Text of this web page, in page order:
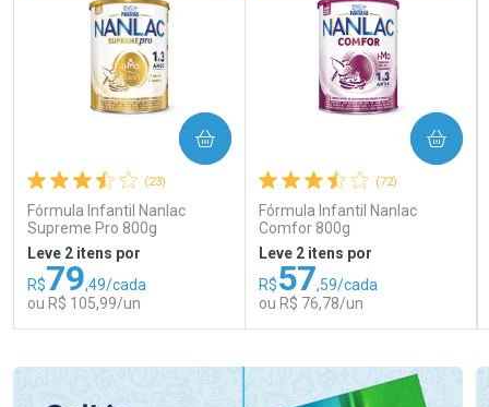
(23)
Fórmula Infantil Nanlac
Supreme Pro 800g
Leve 2 itens por
R$79,49/cada
ou R$ 105,99/un
COMPRAR
(72)
Fórmula Infantil Nanlac
Comfor 800g
Leve 2 itens por
R$57,59/cada
ou R$ 76,78/un
COMPRAR
Laboratório
Por Menos